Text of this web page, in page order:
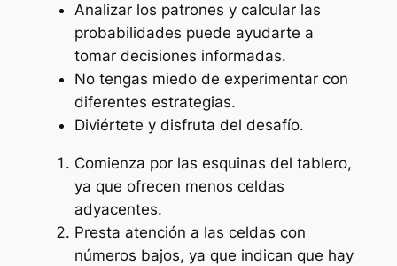
Analizar los patrones y calcular las
probabilidades puede ayudarte a
tomar decisiones informadas.
No tengas miedo de experimentar con
diferentes estrategias.
Diviértete y disfruta del desafío.
Comienza por las esquinas del tablero,
ya que ofrecen menos celdas
adyacentes.
Presta atención a las celdas con
números bajos, ya que indican que hay